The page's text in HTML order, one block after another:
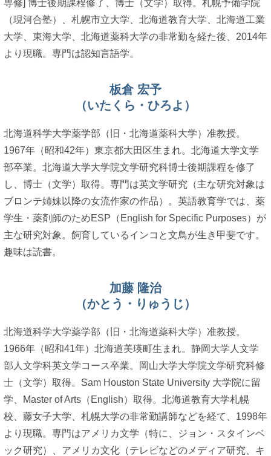
専修] 博士後期課程修了、博士（文学）取得。札幌予備学院
（現河合塾）、札幌市立大学、北海道教育大学、北海道工業
大学、東海大学、北海道薬科大学の非常勤を経た後、2014年
より現職。専門は認知言語学。
板倉 宏予
（いたくら・ひろよ）
北海道科学大学薬学部（旧・北海道薬科大学）准教授。
1967年（昭和42年）東京都大田区生まれ。北海道大学文学
部卒業。北海道大学大学院文学研究科博士後期課程を修了
し、博士（文学）取得。専門は英文学研究（主な研究対象は
ブロンテ姉妹以降の女流作家の作品）。英語教育学では、薬
学生・薬剤師のためESP（English for Specific Purposes）が
主な研究対象。飼育しているインコと文鳥が生き甲斐です。
趣味は読書。
加藤 隆治
（かとう・りゅうじ）
北海道科学大学薬学部（旧・北海道薬科大学）准教授。
1966年（昭和41年）北海道美瑛町生まれ。静岡大学人文学
部人文学科英文学コース卒業。岡山大学大学院文学研究科修
士（文学）取得。Sam Houston State University 大学院に留
学、Master of Arts（English）取得。北海道教育大学札幌
校、藤女子大学、札幌大学の非常勤講師などを経て、1998年
より現職。専門はアメリカ文学（特に、ジョン・スタインベ
ック研究）、アメリカ文化（テレビなどのメディア研究、キ